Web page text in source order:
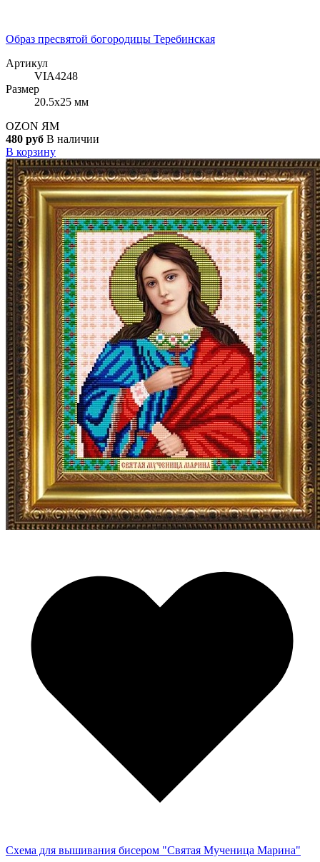
Образ пресвятой богородицы Теребинская
Артикул
VIA4248
Размер
20.5x25 мм
OZON ЯМ
480 руб В наличии
В корзину
Схема для вышивания бисером "Святая Мученица Марина"